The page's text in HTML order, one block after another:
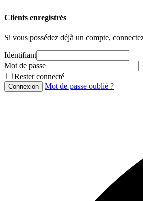
Clients enregistrés
Si vous possédez déjà un compte,
Identifiant
Mot de passe
Rester connecté
Connexion Mot de passe oublié ?